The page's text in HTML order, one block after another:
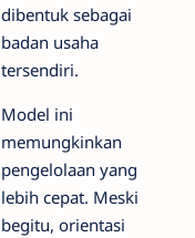
dibentuk sebagai
badan usaha
tersendiri.
Model ini
memungkinkan
pengelolaan yang
lebih cepat. Meski
begitu, orientasi